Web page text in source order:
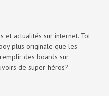
et actualités sur internet. Toi
plus originale que les
des boards sur
de super-héros?